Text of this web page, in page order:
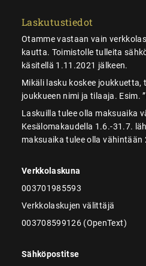
Laskutustiedot
Otamme vastaan vain
kautta. Toimistolle tulleita
käsitellä 1.11.2021 jälkeen.
Mikäli lasku koskee joukkuetta,
joukkueen nimi ja tilaaja. Esim.
Laskuilla tulee olla maksuaika
Kesälomakaudella 1.6.-31.7.
maksuaika tulee olla vähintään
Verkkolaskuna
003701985593
Verkkolaskujen välittäjä
003708599126 (OpenText)
Sähköpostitse